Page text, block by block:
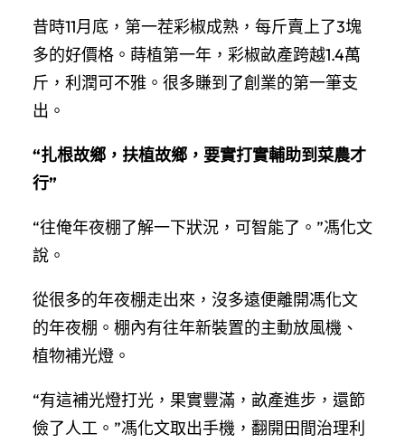
昔時11月底，第一茬彩椒成熟，每斤賣上了3塊
多的好價格。蒔植第一年，彩椒畝產跨越1.4萬
斤，利潤可不雅。很多賺到了創業的第一筆支
出。
“扎根故鄉，扶植故鄉，要實打實輔助到菜農才
行”
“往俺年夜棚了解一下狀況，可智能了。”馮化文
說。
從很多的年夜棚走出來，沒多遠便離開馮化文
的年夜棚。棚內有往年新裝置的主動放風機、
植物補光燈。
“有這補光燈打光，果實豐滿，畝產進步，還節
儉了人工。”馮化文取出手機，翻開田間治理利